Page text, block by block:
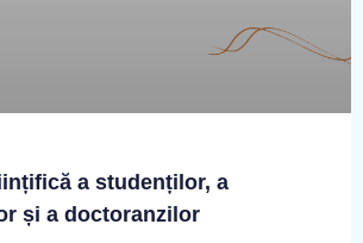
a studenților, a
și a doctoranzilor